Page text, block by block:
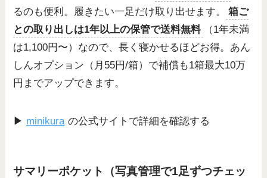
るのも便利。履きたい一足だけ取り出せます。
箱ご
との取り出しは1年以上の保管で送料無料
（1年未満
は1,100円〜）なので、長く寝かせるほどお得。あん
しんオプション（月55円/箱）で補償も1箱最大10万
円までアップできます。
▶ minikura の公式サイトで詳細を確認する
サマリーポケット（写真管理で1足ずつチェッ